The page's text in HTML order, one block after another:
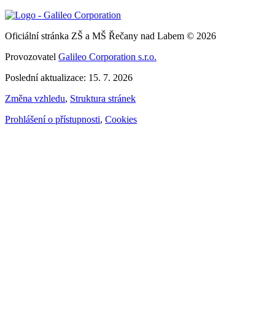
Oficiální stránka ZŠ a MŠ Řečany nad Labem © 2026
Provozovatel Galileo Corporation s.r.o.
Poslední aktualizace: 15. 7. 2026
Změna vzhledu, Struktura stránek
Prohlášení o přístupnosti, Cookies